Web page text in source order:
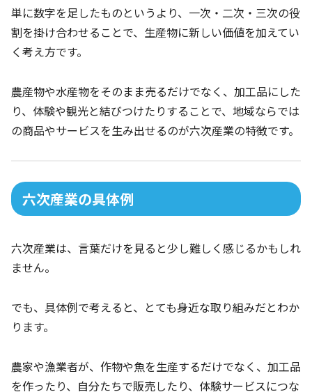
単に数字を足したものというより、一次・二次・三次の役
割を掛け合わせることで、生産物に新しい価値を加えてい
く考え方です。
農産物や水産物をそのまま売るだけでなく、加工品にした
り、体験や観光と結びつけたりすることで、地域ならでは
の商品やサービスを生み出せるのが六次産業の特徴です。
六次産業の具体例
六次産業は、言葉だけを見ると少し難しく感じるかもしれ
ません。
でも、具体例で考えると、とても身近な取り組みだとわか
ります。
農家や漁業者が、作物や魚を生産するだけでなく、加工品
を作ったり、自分たちで販売したり、体験サービスにつな